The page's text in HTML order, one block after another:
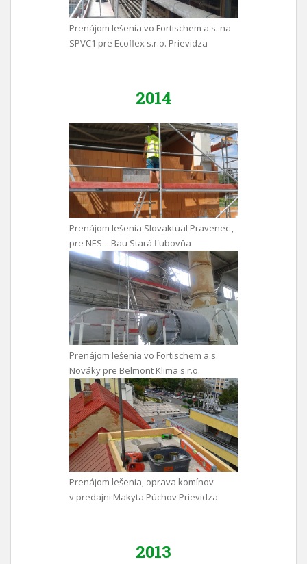
Prenájom lešenia vo Fortischem a.s. na
SPVC1 pre Ecoflex s.r.o. Prievidza
2014
Prenájom lešenia Slovaktual Pravenec ,
pre NES – Bau Stará Ľubovňa
Prenájom lešenia vo Fortischem a.s.
Nováky pre Belmont Klima s.r.o.
Prenájom lešenia, oprava komínov
v predajni Makyta Púchov Prievidza
2013